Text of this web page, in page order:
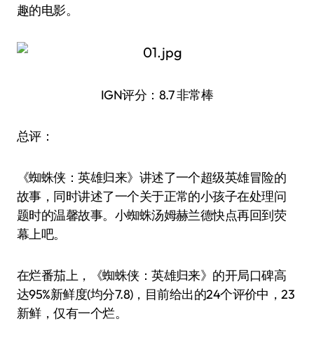
趣的电影。
IGN评分：8.7 非常棒
总评：
《蜘蛛侠：英雄归来》讲述了一个超级英雄冒险的
故事，同时讲述了一个关于正常的小孩子在处理问
题时的温馨故事。小蜘蛛汤姆赫兰德快点再回到荧
幕上吧。
在烂番茄上，《蜘蛛侠：英雄归来》的开局口碑高
达95%新鲜度(均分7.8)，目前给出的24个评价中，23
新鲜，仅有一个烂。